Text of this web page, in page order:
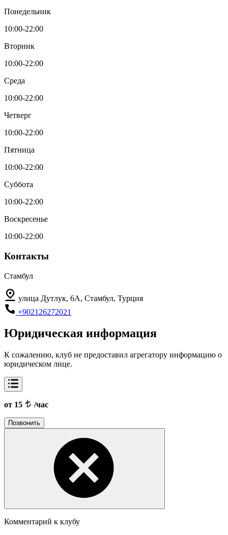
Понедельник
10:00-22:00
Вторник
10:00-22:00
Среда
10:00-22:00
Четверг
10:00-22:00
Пятница
10:00-22:00
Суббота
10:00-22:00
Воскресенье
10:00-22:00
Контакты
Стамбул
улица Дутлук, 6A, Стамбул, Турция
+902126272021
Юридическая информация
К сожалению, клуб не предоставил агрегатору информацию о
юридическом лице.
от 15 /час
Позвонить
Комментарий к клубу